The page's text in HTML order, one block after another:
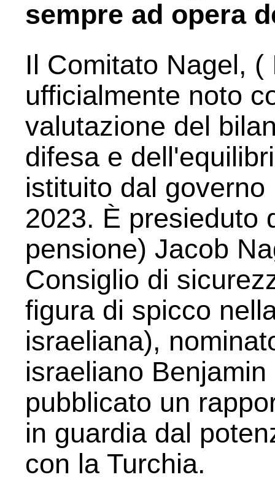
sempre ad opera
Il Comitato Nagel,
ufficialmente noto
valutazione del
difesa e
istituito dal
2023. È presieduto
pensione) Jacob
Consiglio di
figura di spicco
israeliana),
israeliano
pubblicato un
in guardia dal
con la Turchia.